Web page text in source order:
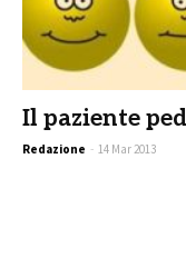
Il paziente
Redazione - 14 Mar 2013